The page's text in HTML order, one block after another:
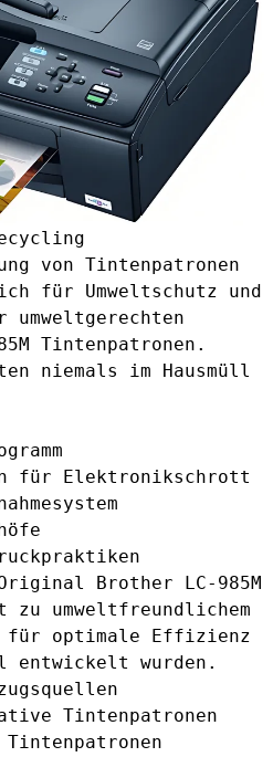
von Tintenpatronen
für Umweltschutz und
umweltgerechten
Tintenpatronen.
niemals im Hausmüll
für Elektronikschrott
Brother LC-985M
umweltfreundlichem
für optimale Effizienz
entwickelt wurden.
Tintenpatronen